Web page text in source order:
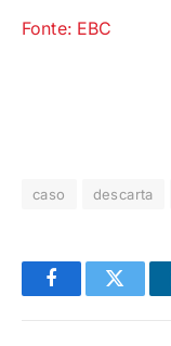
Fonte: EBC
caso descarta
FacebookTwitter